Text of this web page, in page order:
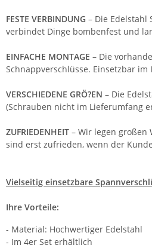
FESTE VERBINDUNG – Die Edelstahl
verbindet Dinge bombenfest und
EINFACHE MONTAGE – Die
Schnappverschlüsse. Einsetzbar
VERSCHIEDENE GRÖ?EN – Die
(Schrauben nicht im Lieferumfang
ZUFRIEDENHEIT – Wir legen
sind erst zufrieden, wenn der
Vielseitig einsetzbare
Ihre Vorteile:
- Material: Hochwertiger Edelstahl
- Im 4er Set erhältlich